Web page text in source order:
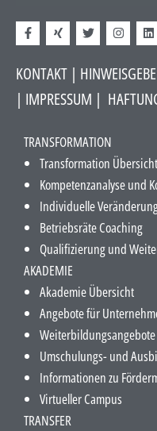
KONTAKT |
| IMPRESSUM |
TRANSFORMATION
Transformation Übersicht
Kompetenzanalyse und
Individuelle
Betriebsräte Coaching
Qualifizierung und
AKADEMIE
Akademie Übersicht
Angebote für
Weiterbildungsangebote
Umschulungs- und
Informationen zu
Virtueller Campus
TRANSFER